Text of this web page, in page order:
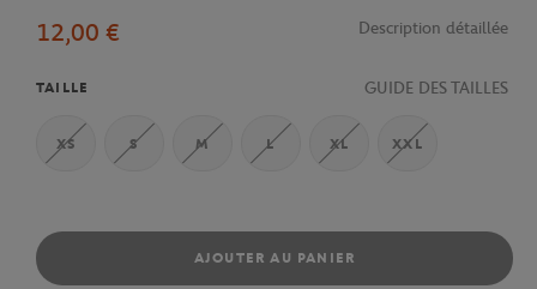
12,00 €
Description détaillée
TAILLE GUIDE DES TAILLES
XS S M L XL XXL
AJOUTER AU PANIER